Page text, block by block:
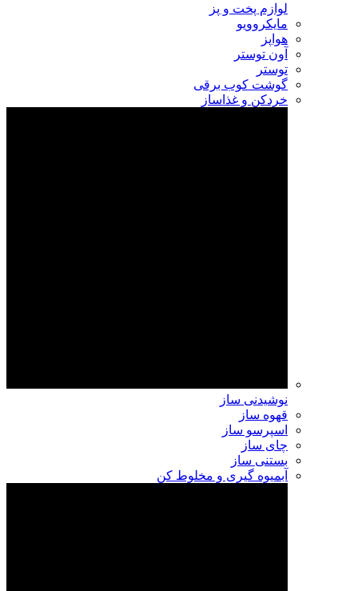
لوازم پخت و پز
مایکروویو
هواپز
آون توستر
توستر
گوشت کوب برقی
خردکن و غذاساز
نوشیدنی ساز
قهوه ساز
اسپرسو ساز
چای ساز
بستنی ساز
آبمیوه گیری و مخلوط کن